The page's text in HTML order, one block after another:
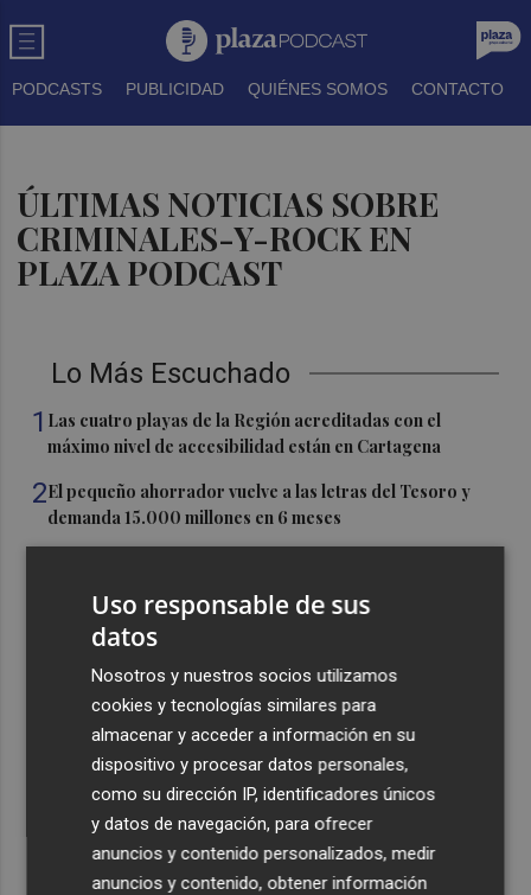
PODCASTS PUBLICIDAD QUIÉNES SOMOS CONTACTO
ÚLTIMAS NOTICIAS SOBRE
CRIMINALES-Y-ROCK EN
PLAZA PODCAST
Lo Más Escuchado
1 Las cuatro playas de la Región acreditadas con el
máximo nivel de accesibilidad están en Cartagena
2El pequeño ahorrador vuelve a las letras del Tesoro y
demanda 15.000 millones en 6 meses
Retiran vertidos incontrolados de fibrocemento en La
Los Chorrillos y La Aparecida
El eclipse del 12 de agosto será "un espectáculo visual" y
permitirá ver las perseidas "de día"
Uso responsable de sus
datos
Nosotros y nuestros socios utilizamos
cookies y tecnologías similares para
almacenar y acceder a información en su
dispositivo y procesar datos personales,
como su dirección IP, identificadores únicos
y datos de navegación, para ofrecer
anuncios y contenido personalizados, medir
anuncios y contenido, obtener información